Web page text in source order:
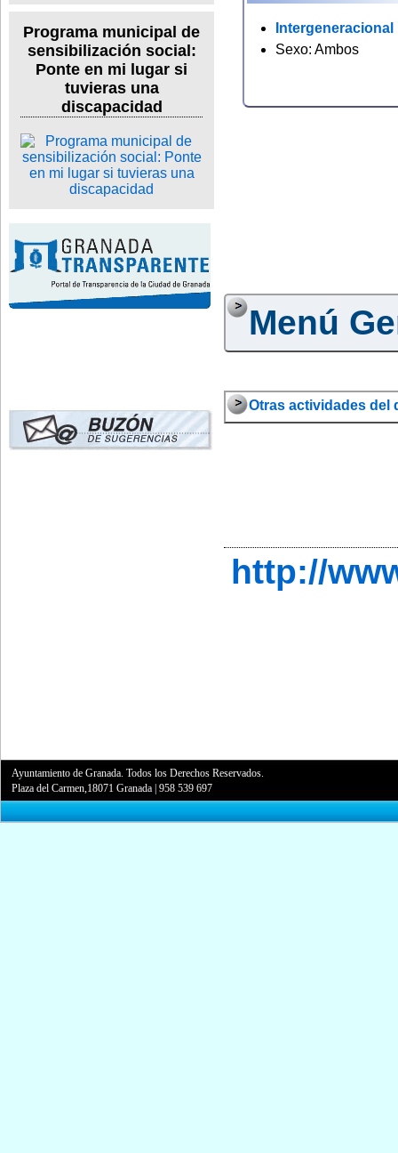
Programa municipal de
sensibilización social:
Ponte en mi lugar si
tuvieras una
discapacidad
Intergeneracional
Sexo: Ambos
Menú
Otras actividades del
http://
Ayuntamiento de Granada. Todos los Derechos Reservados.
Plaza del Carmen,18071 Granada |958 539 697